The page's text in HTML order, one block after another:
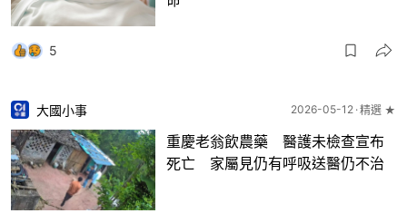
5
大國小事 2026-05-12 精選 ★
重慶老翁飲農藥 醫護未檢查宣布
死亡 家屬見仍有呼吸送醫仍不治